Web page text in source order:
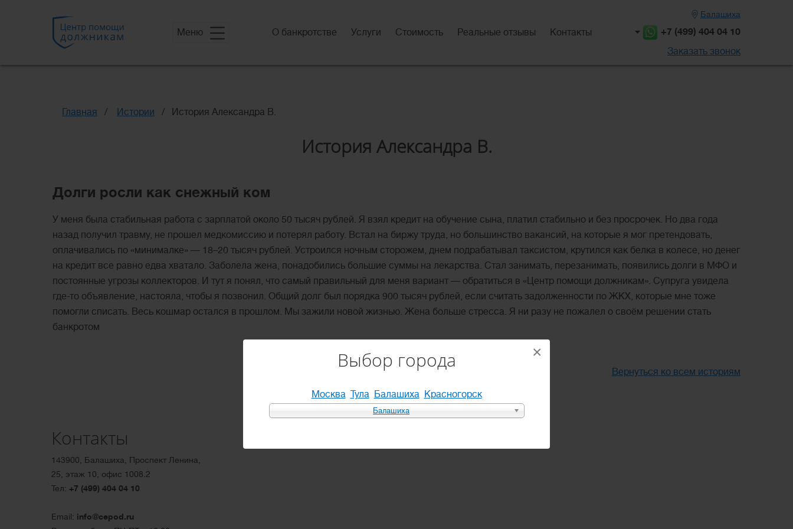
Выбор города
Москва Тула Балашиха Красногорск
Балашиха
×
Меню О банкротстве Услуги Стоимость Реальные отзывы Контакты
Балашиха
+7 (499) 404 04 10
Заказать звонок
Главная Истории История Александра В.
История Александра В.
Долги росли как снежный ком
У меня была стабильная работа с зарплатой около 50 тысяч рублей. Я взял кредит на обучение сына, платил стабильно и без просрочек. Но два года
назад получил травму, не прошел медкомиссию и потерял работу. Встал на биржу труда, но большинство вакансий, на которые я мог претендовать,
оплачивались по «минималке» — 18–20 тысяч рублей. Устроился ночным сторожем, днем подрабатывал таксистом, крутился как белка в колесе, но денег
на кредит все равно едва хватало. Заболела жена, понадобились большие суммы на лекарства. Стал занимать, перезанимать, появились долги в МФО и
постоянные угрозы коллекторов. И тут я понял, что самый правильный для меня вариант — обратиться в «Центр помощи должникам». Супруга увидела
где-то объявление, настояла, чтобы я позвонил. Общий долг был порядка 900 тысяч рублей, если считать задолженности по ЖКХ, которые мне тоже
помогли списать. Весь кошмар остался в прошлом. Мы зажили новой жизнью. Жена больше стресса. Я ни разу не пожалел о своём решении стать
банкротом
Вернуться ко всем историям
Контакты
143900, Балашиха, Проспект Ленина,
25, этаж 10, офис 1008.2
Тел: +7 (499) 404 04 10
Email: info@cepod.ru